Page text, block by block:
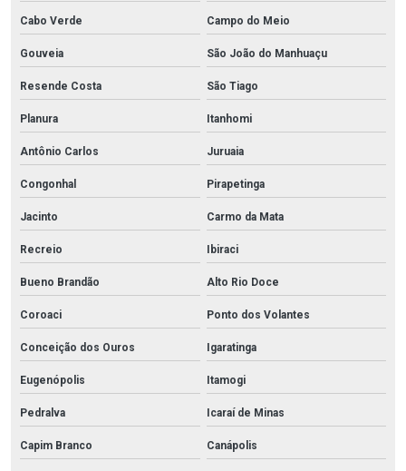
Cabo Verde Campo do Meio
Gouveia São João do Manhuaçu
Resende Costa São Tiago
Planura Itanhomi
Antônio Carlos Juruaia
Congonhal Pirapetinga
Jacinto Carmo da Mata
Recreio Ibiraci
Bueno Brandão Alto Rio Doce
Coroaci Ponto dos Volantes
Conceição dos Ouros Igaratinga
Eugenópolis Itamogi
Pedralva Icaraí de Minas
Capim Branco Canápolis